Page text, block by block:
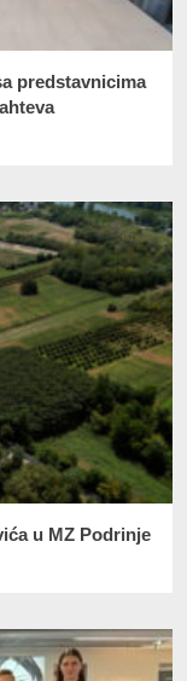
predstavnicima
u MZ Podrinje